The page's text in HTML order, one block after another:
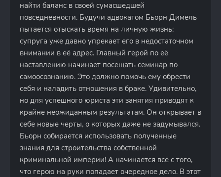
найти баланс в своей сумасшедшей
повседневности. Будучи адвокатом Бьорн Димель
пытается отыскать время на личную жизнь:
супруга уже давно упрекает его в недостаточном
внимании в её адрес. Главный герой по её
наставлению начинает посещать семинар по
самоосознанию. Это должно помочь ему обрести
себя и наладить отношения в браке. Удивительно,
но для успешного юриста эти занятия приводят к
крайне неожиданным результатам. Он открывает в
себе новые черты, о которых даже не задумывался.
Бьорн собирается использовать полученные
знания для строительства собственной
криминальной империи! А начинается всё с того,
что герою на руки попадает очередное дело. В этот